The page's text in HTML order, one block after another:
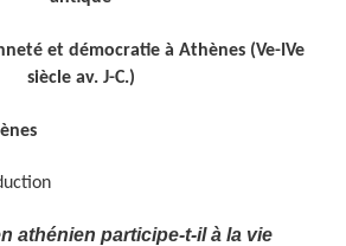
et démocratie à Athènes (Ve-IVe
siècle av. J-C.)
athénien participe-t-il à la vie